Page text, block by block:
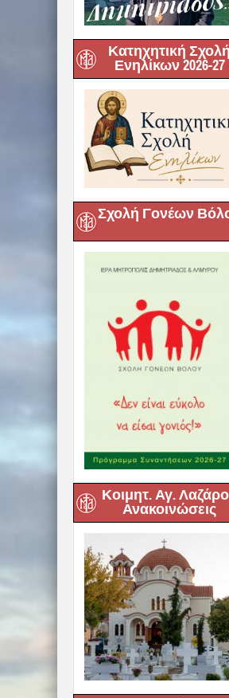
Κατηχητική Σχολή
Ενηλίκων 2026-27
Σχολή Γονέων
Κοιμητ. Αγ.
Ανακοινώσεις